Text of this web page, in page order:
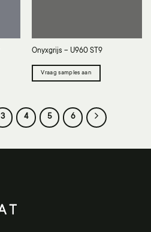
Onyxgrijs – U960 ST9
Vraag samples aan
3 4 5 6